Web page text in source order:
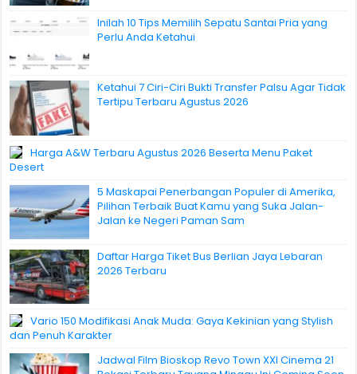
Inilah 10 Tips Memilih Sepatu Santai Pria yang
Perlu Anda Ketahui
Ketahui 7 Ciri-Ciri Bukti Transfer Palsu Agar Tidak
Tertipu Terbaru Agustus 2026
Harga A&W Terbaru Agustus 2026 Beserta Menu Paket
Desert
5 Maskapai Penerbangan Populer di Amerika,
Pilihan Terbaik Buat Kamu yang Suka Jalan-
Jalan ke Negeri Paman Sam
Daftar Harga Tiket Bus Berlian Jaya Lebaran
2026 Terbaru
Vario 150 Modifikasi Anak Muda: Gaya Kekinian yang Stylish
dan Penuh Karakter
Jadwal Film Bioskop Revo Town XXI Cinema 21